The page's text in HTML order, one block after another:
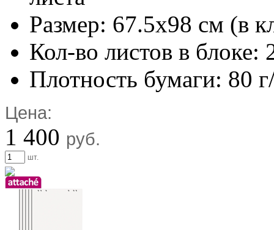
Размер: 67.5х98 см (в
Кол-во листов в блоке:
Плотность бумаги: 80
Цена:
1 400 руб.
шт.